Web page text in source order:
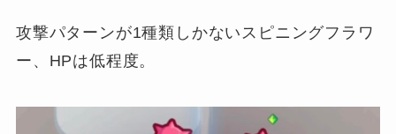
攻撃パターンが1種類しかないスピニングフラワ
ー、HPは低程度。